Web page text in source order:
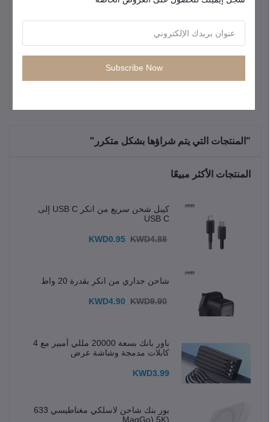
سهولة
إمكانية تثبيت وإزالة الهاتف بيد واحدة بسرعة
"المنتجات التي يتم شراؤها بشكل متكرر"
المنتجات الأكثر مبيعًا
كيبل شحن سريع من انكر USB C إلى
USB C
KWD0.95 KWD4.88
شاحن جداري من انكر بقدرة 20 واط
KWD4.90 KWD9.90
باور بانك بسعة 20000 مللي أمبير مع 4
كابلات مدمجة وشاشة عرض
KWD3.99
بور بنك شاحن لاسلكي مغناطيسي 633
(MagGo) 5K
Subscribe Now